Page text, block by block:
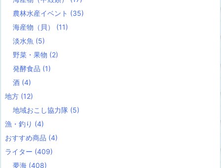
農林水産イベント (35)
海産物（貝） (11)
淡水魚 (5)
野菜・果物 (2)
発酵食品 (1)
酒 (4)
地方 (12)
地域おこし協力隊 (5)
漁・釣り (4)
おすすめ商品 (4)
ライター (409)
夢海 (408)